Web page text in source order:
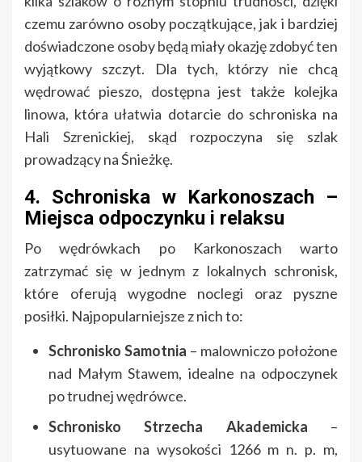
czemu zarówno osoby początkujące, jak i bardziej
doświadczone osoby będą miały okazję zdobyć ten
wyjątkowy szczyt. Dla tych, którzy nie chcą
wędrować pieszo, dostępna jest także kolejka
linowa, która ułatwia dotarcie do schroniska na
Hali Szrenickiej, skąd rozpoczyna się szlak
prowadzący na Śnieżkę.
4. Schroniska w Karkonoszach –
Miejsca odpoczynku i relaksu
Po wędrówkach po Karkonoszach warto
zatrzymać się w jednym z lokalnych schronisk,
które oferują wygodne noclegi oraz pyszne
posiłki. Najpopularniejsze z nich to:
Schronisko Samotnia – malowniczo położone
nad Małym Stawem, idealne na odpoczynek
po trudnej wędrówce.
Schronisko Strzecha Akademicka –
usytuowane na wysokości 1266 m n. p. m,